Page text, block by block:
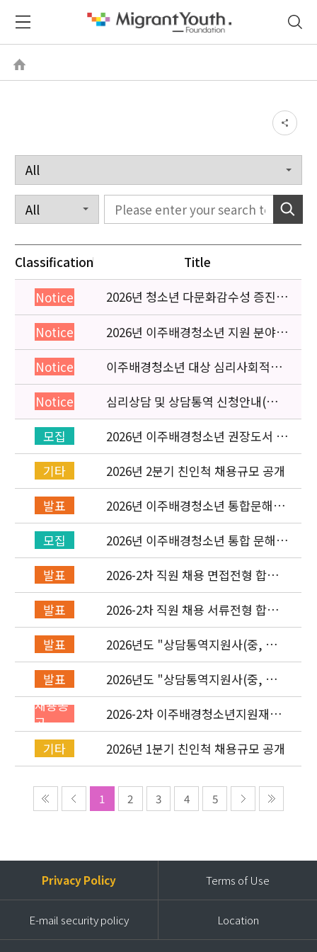
Classification Title
Notice
2026년 청소년 다문화감수성 증진
프로그램 「다가감」신청기관 안내
Notice
2026년 이주배경청소년 지원 분야
종사자 역량강화 교육 일정 안내
Notice
이주배경청소년 대상 심리사회적응
검사 연수동영상 개편 안내
Notice
심리상담 및 상담통역 신청안내(의뢰
서첨부)
모집
2026년 이주배경청소년 권장도서 목
록 구성을 위한 청소년 참여 이벤트
안내
기타
2026년 2분기 친인척 채용규모 공개
발표
2026년 이주배경청소년 통합문해력
교육지원사업 수행기관 선정 결과 발
표
모집
2026년 이주배경청소년 통합 문해력
교육지원 사업 위탁기관 신청 공고
발표
2026-2차 직원 채용 면접전형 합격
자 발표 및 적격심사 안내
발표
2026-2차 직원 채용 서류전형 합격
자 발표 및 면접전형 안내
발표
2026년도 "상담통역지원사(중, 베,
러, 몽)" 면접심사 합격자 발표
발표
2026년도 "상담통역지원사(중, 베,
러, 몽)" 서류심사 합격자 발표
채용공
고
2026-2차 이주배경청소년지원재단
직원(기획운영실/사업운영부/개발
협력부) 채용공고 (~4/26)
기타 2026년 1분기 친인척 채용규모 공개
1 2 3 4 5
Privacy Policy Terms of Use
E-mail security policy Location